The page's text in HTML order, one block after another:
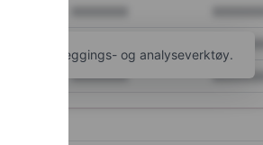
XXXXXXX XXXXXXX
flere kartleggings- og analyseverktøy.